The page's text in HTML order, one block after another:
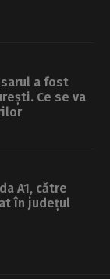
a fost
Ce se va
A1, către
în județul